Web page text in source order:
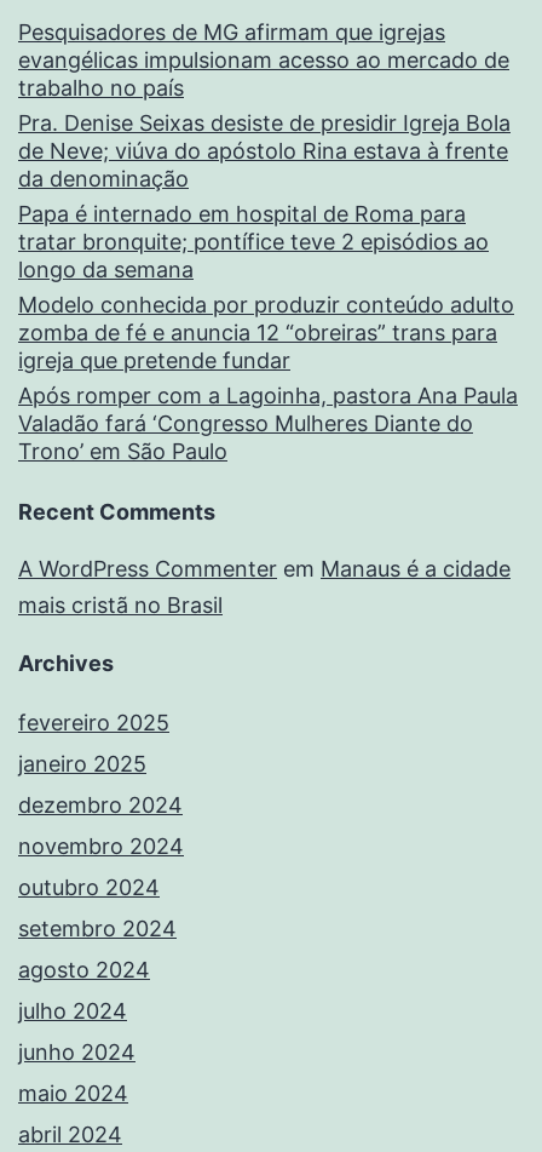
Pesquisadores de MG afirmam que igrejas
evangélicas impulsionam acesso ao mercado de
trabalho no país
Pra. Denise Seixas desiste de presidir Igreja Bola
de Neve; viúva do apóstolo Rina estava à frente
da denominação
Papa é internado em hospital de Roma para
tratar bronquite; pontífice teve 2 episódios ao
longo da semana
Modelo conhecida por produzir conteúdo adulto
zomba de fé e anuncia 12 “obreiras” trans para
igreja que pretende fundar
Após romper com a Lagoinha, pastora Ana Paula
Valadão fará ‘Congresso Mulheres Diante do
Trono’ em São Paulo
Recent Comments
A WordPress Commenter em Manaus é a cidade
mais cristã no Brasil
Archives
fevereiro 2025
janeiro 2025
dezembro 2024
novembro 2024
outubro 2024
setembro 2024
agosto 2024
julho 2024
junho 2024
maio 2024
abril 2024